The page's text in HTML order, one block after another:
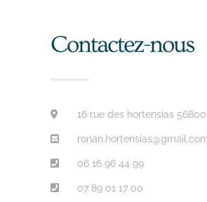
Contactez-nous
16 rue des hortensias
06 16 96 44 99
07 89 01 17 00